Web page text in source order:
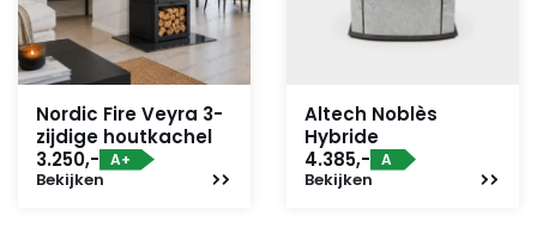
Nordic Fire Veyra 3-
zijdige houtkachel
3.250,- A+
Bekijken
Altech Noblès
Hybride
4.385,- A
Bekijken